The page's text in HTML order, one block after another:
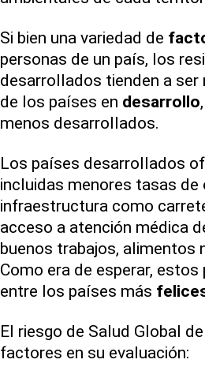
Si bien una variedad de
personas de un país, los
desarrollados tienden a
de los países en desarrollo
menos desarrollados.
Los países desarrollados
incluidas menores tasas de
infraestructura como
acceso a atención médica
buenos trabajos, alimentos
Como era de esperar,
entre los países más
El riesgo de Salud Global
factores en su evaluación: